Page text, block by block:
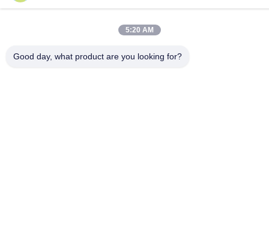
Privacybeleid|Sitemap
5:20 AM
Good day, what product are you looking for?